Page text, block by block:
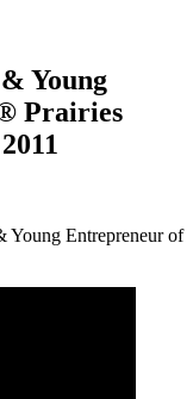
Young
Prairies
Young Entrepreneur of